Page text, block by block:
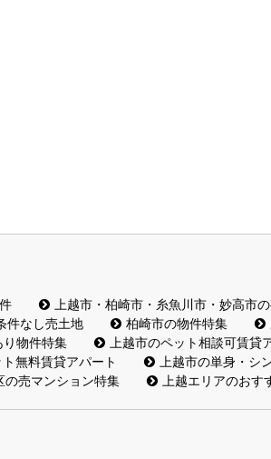
上越市・柏崎市・糸魚川市・妙高市
件なし売土地 柏崎市の物件特集
り物件特集
上越市のペット相談可賃貸
無料賃貸アパート
上越市の単身・シ
の売マンション特集 上越エリアのおす